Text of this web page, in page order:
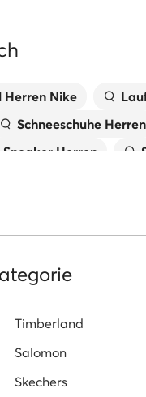
Nike
Schneeschuhe Herren
Sneaker Herren
Weiße Schuhe für
Herren
Timberland
Salomon
Skechers